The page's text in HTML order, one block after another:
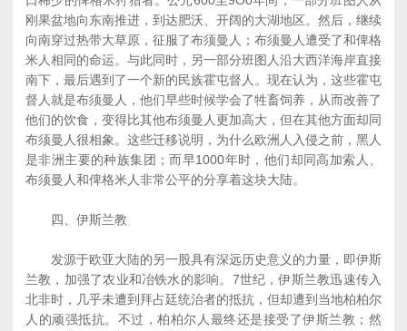
刚果盆地向东南推进，到达肥沃、开阔的大湖地区。然后，继续
向南穿过热带大草原，征服了布须曼人；布须曼人遭受了和俾格
米人相同的命运。与此同时，另一部分班图人沿大西洋海岸直接
南下，最后遇到了一个新的民族霍屯督人。现在认为，这些霍屯
督人就是布须曼人，他们早些时候学会了牲畜饲养，从而改善了
他们的饮食，变得比其他布须曼人更加高大，但在其他方面却同
布须曼人很相象。这些迁移说明，为什么欧洲人入侵之前，黑人
是非洲主要的种族集团；而早1000年时，他们却同高加索人、
布须曼人和俾格米人非常公平的分享着这块大陆。
四、伊斯兰教
发源于欧亚大陆的另一股具有深远历史意义的力量，即伊斯
兰教，加强了农业和冶铁水的影响。7世纪，伊斯兰教迅速传入
北非时，几乎未遭到拜占廷统治者的抵抗，但却遭到当地柏柏尔
人的顽强抵抗。不过，柏柏尔人最终还是接受了伊斯兰教；然